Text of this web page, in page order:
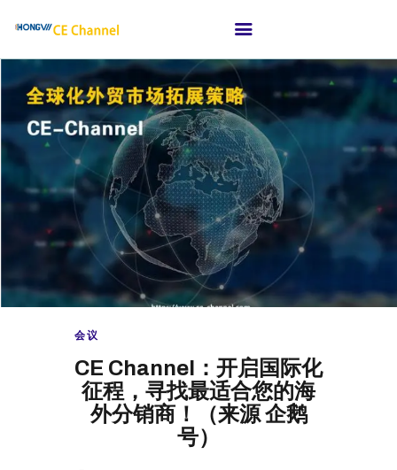
首页
关于纮维
适合那些消费电子品牌
渠道高峰会
媒体新闻
我们的客户
会议
CE Channel：开启国际化
征程，寻找最适合您的海
外分销商！（来源 企鹅
号）